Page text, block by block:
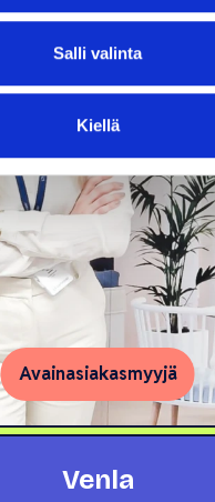
Salli valinta
Kiellä
Avainasiakasmyyjä
Venla